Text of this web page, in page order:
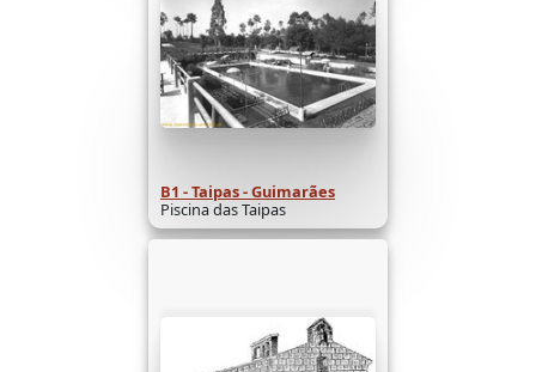
B1 - Taipas - Guimarães
Piscina das Taipas